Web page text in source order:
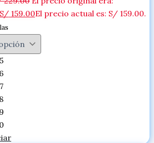
S/159.00El precio actual es: S/ 159.00.